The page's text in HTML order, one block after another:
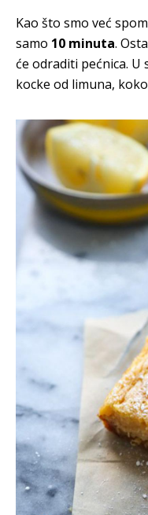
Kao što smo već
samo 10 minuta.
će odraditi pećnica. U
kocke od limuna,